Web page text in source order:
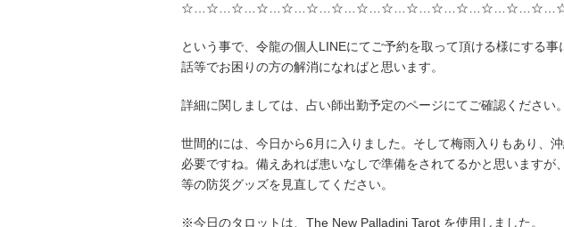
という事で、令龍の個人LINEにてご予約を取って頂ける様にする
話等でお困りの方の解消になればと思います。
詳細に関しましては、占い師出勤予定のページにてご確認ください。
世間的には、今日から6月に入りました。そして梅雨入りもあり、
必要ですね。備えあれば患いなしで準備をされてるかと思いますが
等の防災グッズを見直してください。
※今日のタロットは、The New Palladini Tarot を使用しました。